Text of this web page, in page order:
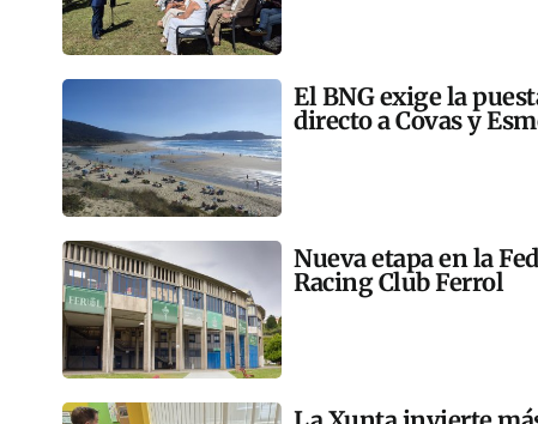
El BNG exige la
directo a Covas y
Nueva etapa en la
Racing Club Ferrol